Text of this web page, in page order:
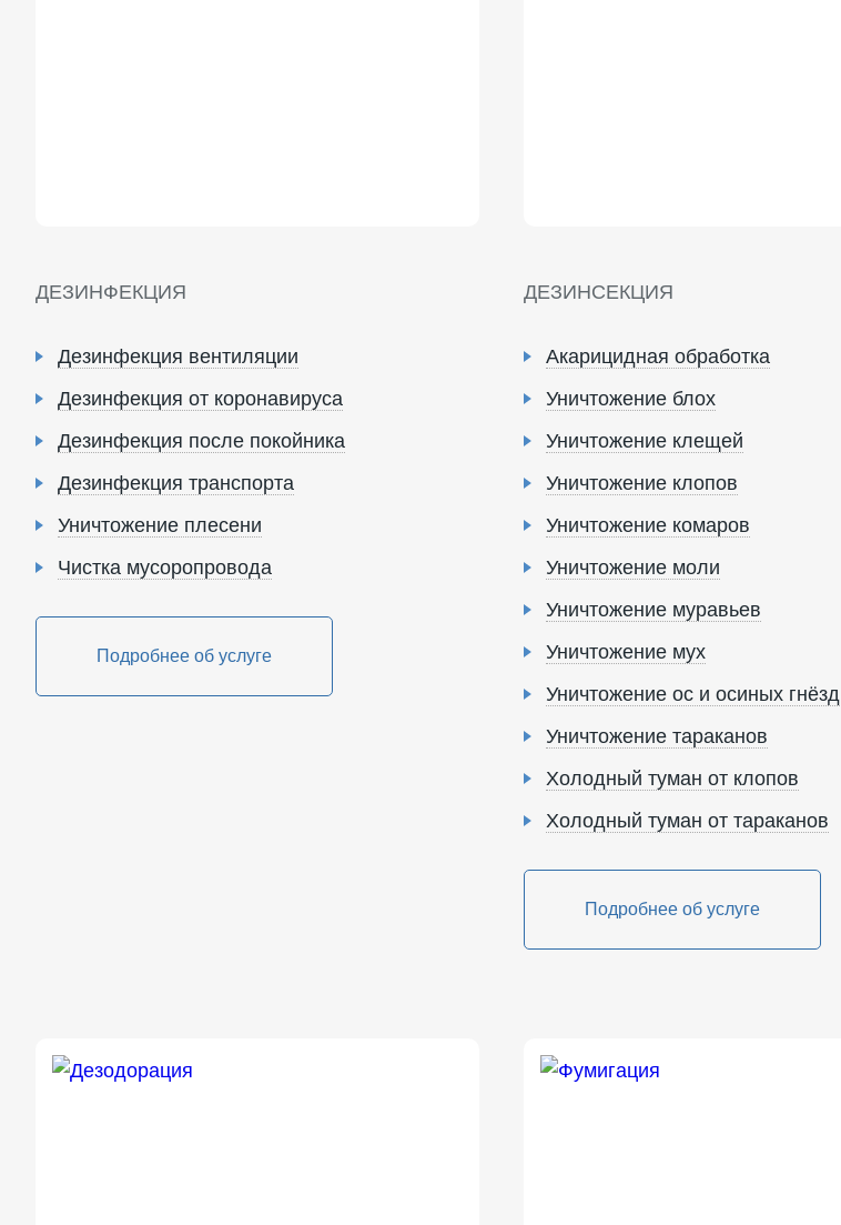
ДЕЗИНФЕКЦИЯ
Дезинфекция вентиляции
Дезинфекция от коронавируса
Дезинфекция после покойника
Дезинфекция транспорта
Уничтожение плесени
Чистка мусоропровода
Подробнее об услуге
ДЕЗИНСЕКЦИЯ
Акарицидная обработка
Уничтожение блох
Уничтожение клещей
Уничтожение клопов
Уничтожение комаров
Уничтожение моли
Уничтожение муравьев
Уничтожение мух
Уничтожение ос и осиных гнёзд
Уничтожение тараканов
Холодный туман от клопов
Холодный туман от тараканов
Подробнее об услуге